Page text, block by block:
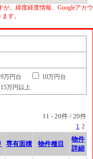
、緯度経度情報、Googleアカウ
す。
9万円台
10万円台
15万円以上
11 - 20件 / 20件
1 2
専有面積 物件種目
物件
詳細